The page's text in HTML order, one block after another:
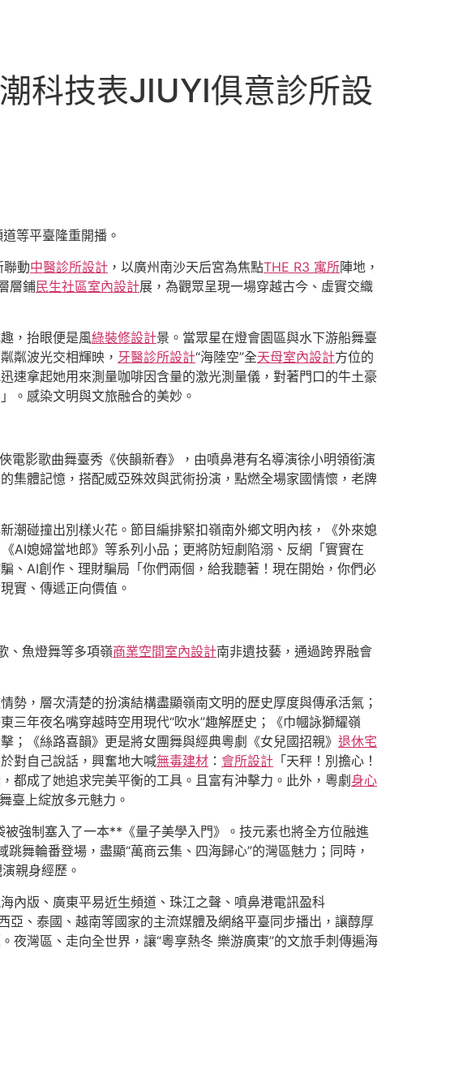
科技表JIUYI俱意診所設
等平臺隆重開播。
聯動中醫診所設計 ，以廣州南沙天后宮為焦點THE R3 寓所陣地，
層鋪民生社區室內設計展，為觀眾呈現一場穿越古今、虛實交織
，抬眼便是風綠裝修設計景。當眾星在燈會園區與水下游船舞臺
粼波光交相輝映， 牙醫診所設計“海陸空”全天母室內設計方位的
速拿起她用來測量咖啡因含量的激光測量儀，對著門口的牛土豪
。感染文明與文旅融合的美妙。
電影歌曲舞臺秀《俠韻新春》，由噴鼻港有名導演徐小明領銜演
集體記憶，搭配威亞殊效與武術扮演，點燃全場家國情懷，老牌
潮碰撞出別樣火花。節目編排緊扣嶺南外鄉文明內核，《外來媳
AI媳婦當地郎》等系列小品；更將防短劇陷溺、反網「實實在
、AI創作、理財騙局「你們兩個，給我聽著！現在開始，你們必
實、傳遞正向價值。
、魚燈舞等多項嶺商業空間室內設計南非遺技藝，通過跨界融會
勢，層次清楚的扮演結構盡顯嶺南文明的歷史厚度與傳承活氣；
三年夜名嘴穿越時空用現代“吹水”趣解歷史；《巾幗詠獅耀嶺
；《絲路喜韻》更是將女團舞與經典粵劇《女兒國招親》 退休宅
對自己說話，興奮地大喊無毒建材 ： 會所設計 「天秤！別擔心！
都成了她追求完美平衡的工具。且富有沖擊力。此外，粵劇 身心
臺上綻放多元魅力。
強制塞入了一本**《量子美學入門》。技元素也將全方位融進
舞輪番登場，盡顯“萬商云集、四海歸心”的灣區魅力；同時，
親身經歷。
內版、廣東平易近生頻道、珠江之聲、噴鼻港電訊盈科
、泰國、越南等國家的主流媒體及網絡平臺同步播出，讓醇厚
灣區、走向全世界，讓“粵享熱冬 樂游廣東”的文旅手刺傳遍海